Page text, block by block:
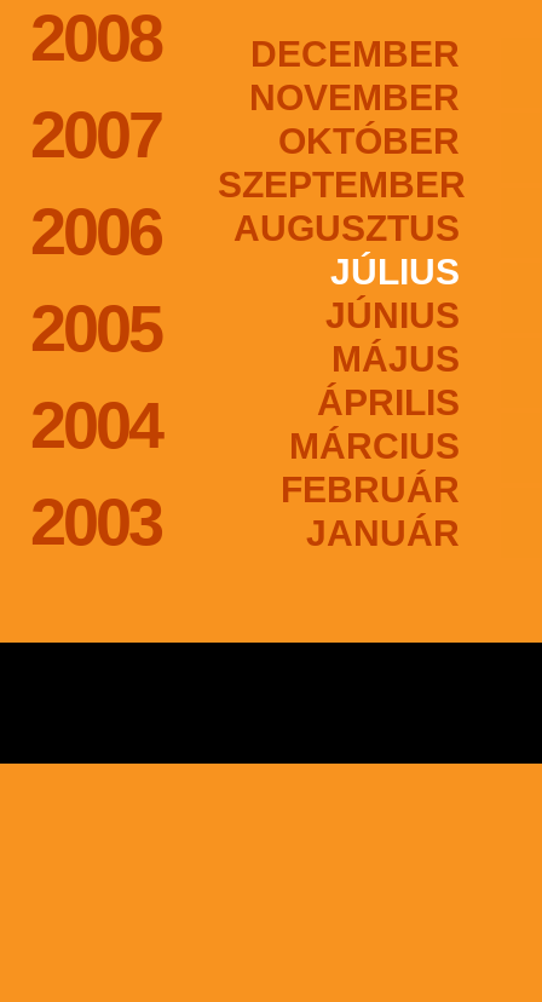
2008
2007
2006
2005
2004
2003
DECEMBER
NOVEMBER
OKTÓBER
SZEPTEMBER
AUGUSZTUS
JÚLIUS
JÚNIUS
MÁJUS
ÁPRILIS
MÁRCIUS
FEBRUÁR
JANUÁR